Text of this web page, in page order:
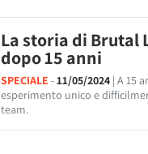
La storia di Brutal
dopo 15 anni
SPECIALE -11/05/2024 | A 15
esperimento unico e
team.